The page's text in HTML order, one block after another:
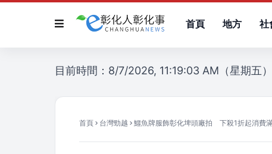
首頁 地方 社
目前時間：8/7/2026, 11:19:03 AM（星期五）
首頁 台灣勁越 鱷魚牌服飾彰化埤頭廠拍 下殺1折起消費